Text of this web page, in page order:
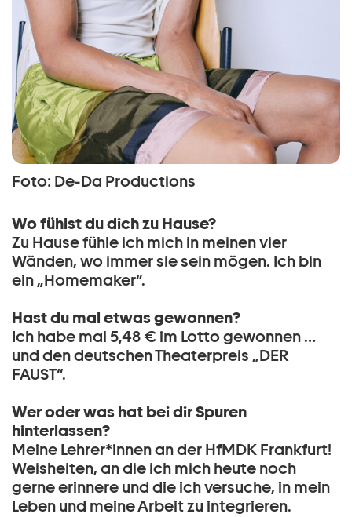
Foto: De-Da Productions
Wo fühlst du dich zu Hause?
Zu Hause fühle ich mich in meinen vier
Wänden, wo immer sie sein mögen. Ich bin
ein „Homemaker“.
Hast du mal etwas gewonnen?
Ich habe mal 5,48 € im Lotto gewonnen …
und den deutschen Theaterpreis „DER
FAUST“.
Wer oder was hat bei dir Spuren
hinterlassen?
Meine Lehrer*innen an der HfMDK Frankfurt!
Weisheiten, an die ich mich heute noch
gerne erinnere und die ich versuche, in mein
Leben und meine Arbeit zu integrieren.